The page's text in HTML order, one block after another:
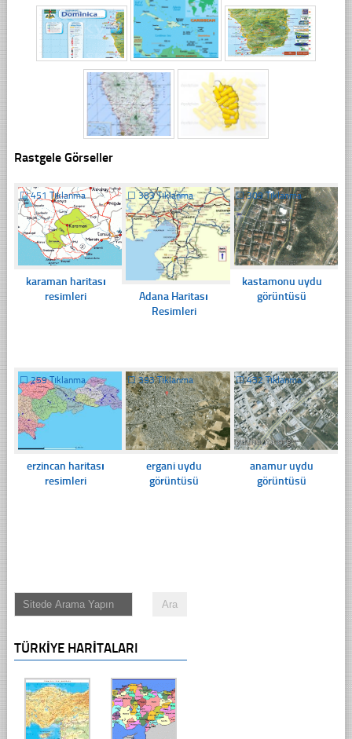
Rastgele Görseller
☐451 Tıklanma
karaman haritası
resimleri
☐383 Tıklanma
Adana Haritası
Resimleri
☐309 Tıklanma
kastamonu uydu
görüntüsü
☐259 Tıklanma
erzincan haritası
resimleri
☐393 Tıklanma
ergani uydu
görüntüsü
☐432 Tıklanma
anamur uydu
görüntüsü
TÜRKIYE HARITALARI